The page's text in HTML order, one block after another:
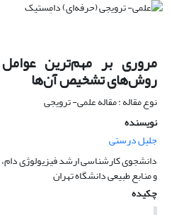
مروری بر مهم‌ترین
روش‌های تشخیص آن‌ها
نوع مقاله : مقاله علمی- ترویجی
نویسنده
جلیل درستی
دانشجوی کارشناسی ارشد فیزیولوژی
و منابع طبیعی دانشگاه تهران
چکیده